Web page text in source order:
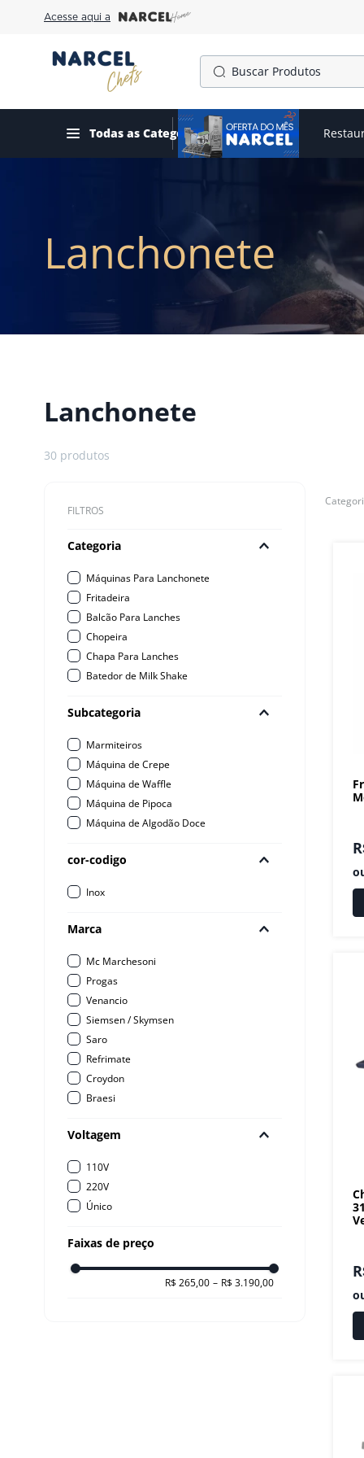
Acesse aqui a
Buscar Produtos
Todas as CategoriasOfertas do mês
Lanchonete
Lanchonete
30 produtos
FILTROS
Categoria
Máquinas Para Lanchonete
Fritadeira
Balcão Para Lanches
Chopeira
Chapa Para Lanches
Batedor de Milk Shake
Subcategoria
Marmiteiros
Máquina de Crepe
Máquina de Waffle
Máquina de Pipoca
Máquina de Algodão Doce
cor-codigo
Inox
Marca
Mc Marchesoni
Progas
Venancio
Siemsen / Skymsen
Saro
Refrimate
Croydon
Braesi
Voltagem
110V
220V
Único
Faixas de preço
R$ 265,00 – R$ 3.190,00
1º
cafeteira
2º
fogão
5º
exaustor
6
panela pressão
7º
gelopar